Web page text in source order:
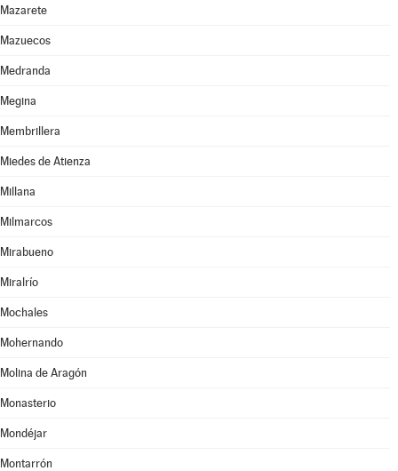
Mazarete
Mazuecos
Medranda
Megina
Membrillera
Miedes de Atienza
Millana
Milmarcos
Mirabueno
Miralrío
Mochales
Mohernando
Molina de Aragón
Monasterio
Mondéjar
Montarrón